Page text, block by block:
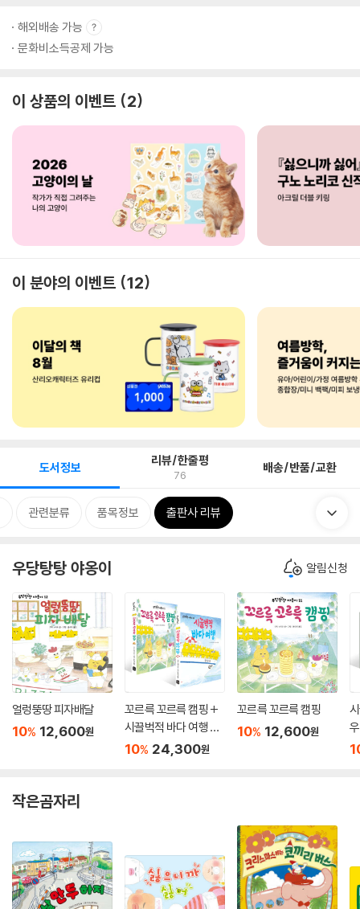
해외배송 가능
문화비소득공제 가능
이 상품의 이벤트 2
이 분야의 이벤트 12
도서정보 리뷰/한줄평
76 배송/반품/교환
관련분류 품목정보 출판사 리뷰
우당탕탕 야옹이 알림신청
얼렁뚱땅 피자배달
10% 12,600원
꼬르륵 꼬르륵 캠핑 +
시끌벅적 바다 여행 세
트
10% 24,300원
꼬르륵 꼬르륵 캠핑
10% 12,600원
작은곰자리